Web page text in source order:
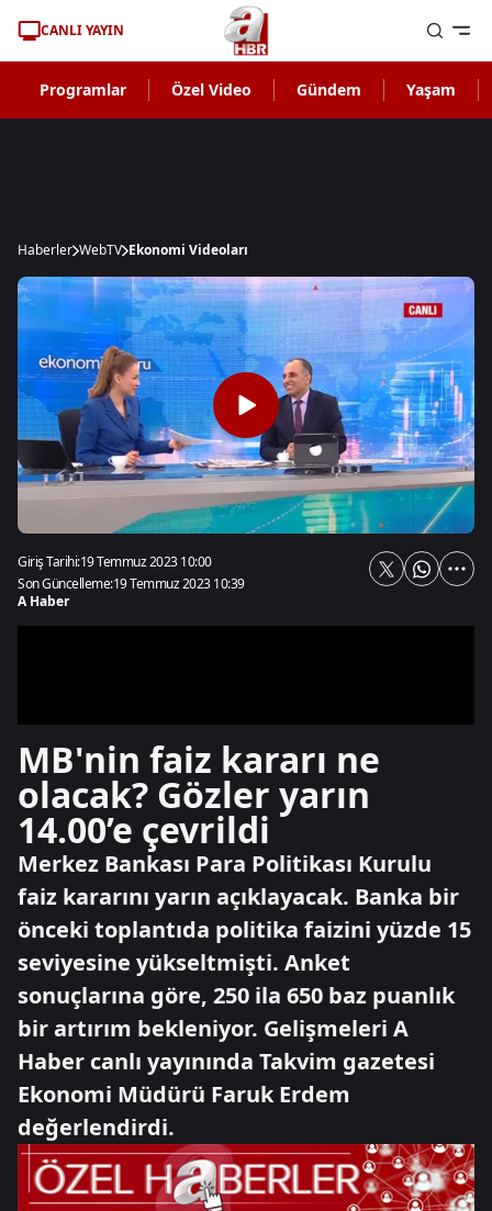
CANLI YAYIN
Programlar Özel Video Gündem Yaşam
Haberler WebTV Ekonomi Videoları
Giriş Tarihi:19 Temmuz 2023 10:00
Son Güncelleme:19 Temmuz 2023 10:39
A Haber
MB'nin faiz kararı ne
olacak? Gözler yarın
14.00’e çevrildi
Merkez Bankası Para Politikası Kurulu
faiz kararını yarın açıklayacak. Banka bir
önceki toplantıda politika faizini yüzde 15
seviyesine yükseltmişti. Anket
sonuçlarına göre, 250 ila 650 baz puanlık
bir artırım bekleniyor. Gelişmeleri A
Haber canlı yayınında Takvim gazetesi
Ekonomi Müdürü Faruk Erdem
değerlendirdi.